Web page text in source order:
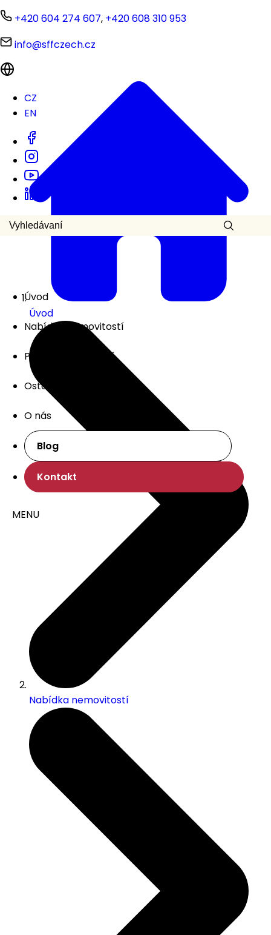
+420 604 274 607, +420 608 310 953
info@sffczech.cz
CZ
EN
Úvod
Nabídka nemovitostí
Prodej nemovitostí
Ostatní služby
O nás
Blog
Kontakt
MENU
Úvod
Nabídka nemovitostí